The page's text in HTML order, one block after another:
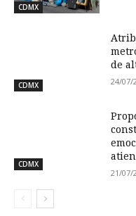
CDMX
CDMX
de
24/07/
CDMX
21/07/